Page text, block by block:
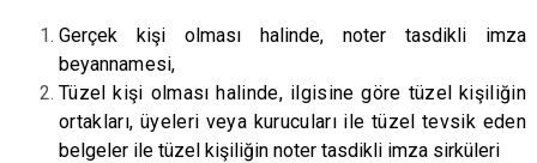
Gerçek kişi olması halinde, noter tasdikli imza
beyannamesi,
Tüzel kişi olması halinde, ilgisine göre tüzel kişiliğin
ortakları, üyeleri veya kurucuları ile tüzel tevsik eden
belgeler ile tüzel kişiliğin noter tasdikli imza sirküleri